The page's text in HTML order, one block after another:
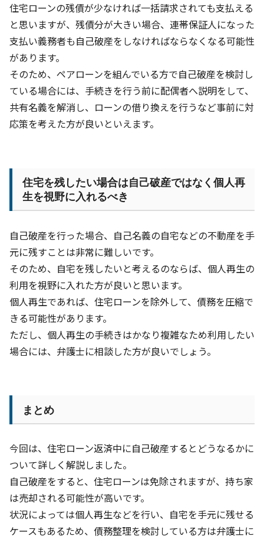
住宅ローンの残債が少なければ一括請求されても支払える
と思いますが、残債分が大きい場合、連帯保証人になった
支払い義務者も自己破産をしなければならなくなる可能性
があります。
そのため、ペアローンを組んでいる方で自己破産を検討し
ている場合には、手続きを行う前に配偶者へ説明をして、
共有名義を解消し、ローンの借り換えを行うなど事前に対
応策を考えた方が良いといえます。
住宅を残したい場合は自己破産ではなく個人再
生を視野に入れるべき
自己破産を行った場合、自己名義の自宅などの不動産を手
元に残すことは非常に難しいです。
そのため、自宅を残したいと考えるのならば、個人再生の
利用を視野に入れた方が良いと思います。
個人再生であれば、住宅ローンを除外して、債務を圧縮で
きる可能性があります。
ただし、個人再生の手続きはかなり複雑なため利用したい
場合には、弁護士に相談した方が良いでしょう。
まとめ
今回は、住宅ローン返済中に自己破産するとどうなるかに
ついて詳しく解説しました。
自己破産をすると、住宅ローンは免除されますが、持ち家
は売却される可能性が高いです。
状況によっては個人再生などを行い、自宅を手元に残せる
ケースもあるため、債務整理を検討している方は弁護士に